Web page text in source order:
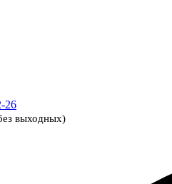
26
выходных)